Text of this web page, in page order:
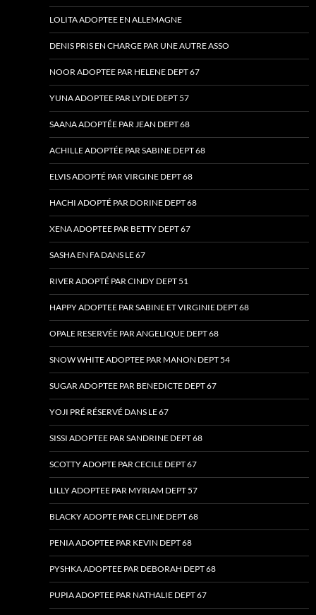
LOLITA ADOPTEE EN ALLEMAGNE
DENIS PRIS EN CHARGE PAR UNE AUTRE ASSO
NOOR ADOPTEE PAR HELENE DEPT 67
YUNA ADOPTEE PAR LYDIE DEPT 57
SAANA ADOPTÉE PAR JEAN DEPT 68
ACHILLE ADOPTÉE PAR SABINE DEPT 68
ELVIS ADOPTÉ PAR VIRGINE DEPT 68
HACHI ADOPTÉ PAR DORINE DEPT 68
XENA ADOPTEE PAR BETTY DEPT 67
SASHA EN FA DANS LE 67
RIVER ADOPTÉ PAR CINDY DEPT 51
HAPPY ADOPTEE PAR SABINE ET VIRGINIE DEPT 68
OPALE RESERVÉE PAR ANGELIQUE DEPT 68
SNOW WHITE ADOPTEE PAR MANON DEPT 54
SUGAR ADOPTEE PAR BENEDICTE DEPT 67
YOJI PRÉ RÉSERVÉ DANS LE 67
SISSI ADOPTEE PAR SANDRINE DEPT 68
SCOTTY ADOPTE PAR CECILE DEPT 67
LILLY ADOPTEE PAR MYRIAM DEPT 57
BLACKY ADOPTE PAR CELINE DEPT 68
PENIA ADOPTEE PAR KEVIN DEPT 68
PYSHKA ADOPTEE PAR DEBORAH DEPT 68
PUPIA ADOPTEE PAR NATHALIE DEPT 67